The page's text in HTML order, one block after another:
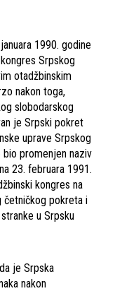
1990. godine
Srpskog
otadžbinskim
nakon toga,
slobodarskog
je Srpski pokret
uprave Srpskog
promenjen naziv
23. februara 1991.
kongres na
četničkog pokreta i
u Srpsku
je Srpska
nakon